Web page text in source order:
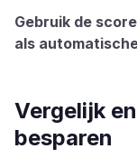
Gebruik de
als
Vergelijk
besparen